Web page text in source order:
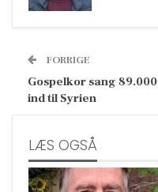
FORRIGE
Gospelkor sang 89.000
ind til Syrien
LÆS OGSÅ